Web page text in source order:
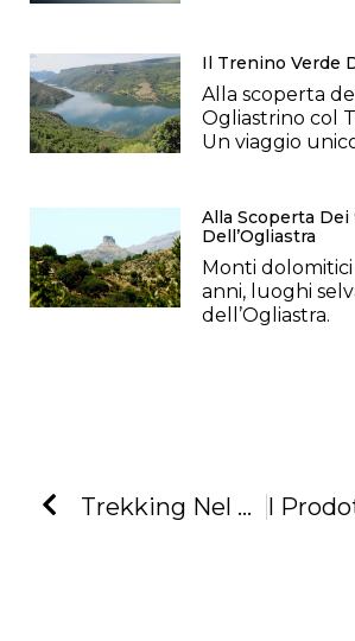
Il Trenino Verde
Alla scoperta
Ogliastrino col
Un viaggio
Alla Scoperta Dei
Dell’Ogliastra
Monti dolomitici
anni, luoghi
dell’Ogliastra.
Trekking Nel Golfo Di Orosei